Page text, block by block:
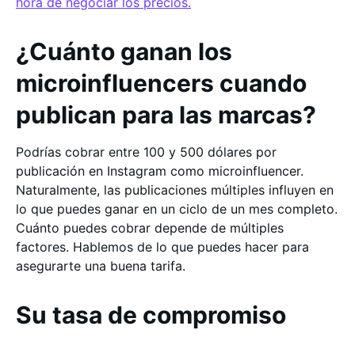
¿Cuánto ganan los
microinfluencers cuando
publican para las marcas?
Podrías cobrar entre 100 y 500 dólares por
publicación en Instagram como microinfluencer.
Naturalmente, las publicaciones múltiples influyen en
lo que puedes ganar en un ciclo de un mes completo.
Cuánto puedes cobrar depende de múltiples
factores. Hablemos de lo que puedes hacer para
asegurarte una buena tarifa.
Su tasa de compromiso